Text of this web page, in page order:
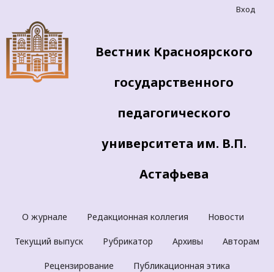
Вестник Красноярского
государственного
педагогического
университета им. В.П.
Астафьева
О журнале Редакционная коллегия Новости
Текущий выпуск Рубрикатор Архивы Авторам
Рецензирование Публикационная этика
Вход